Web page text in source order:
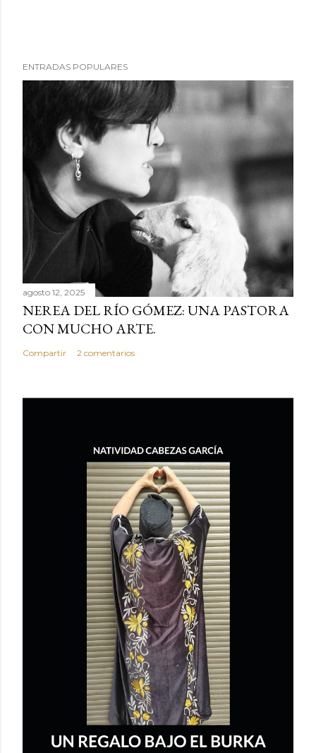
ENTRADAS POPULARES
agosto 12, 2025
NEREA DEL RÍO GÓMEZ: UNA PASTORA
CON MUCHO ARTE.
Compartir 2 comentarios